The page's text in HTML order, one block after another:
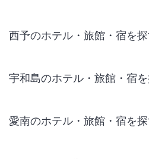
西予のホテル・旅館・宿を
宇和島のホテル・旅館・宿
愛南のホテル・旅館・宿を